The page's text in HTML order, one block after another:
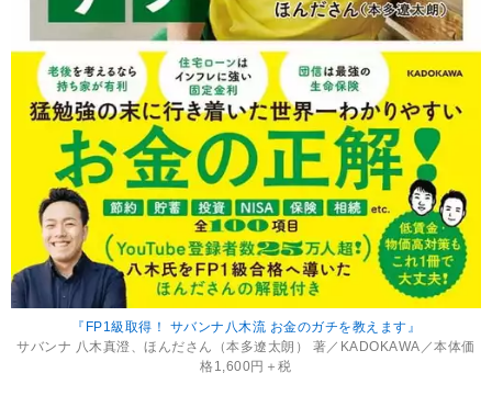
『FP1級取得！ サバンナ八木流 お金のガチを教えます』
サバンナ 八木真澄、ほんださん（本多遼太朗） 著／KADOKAWA／本体価
格1,600円＋税